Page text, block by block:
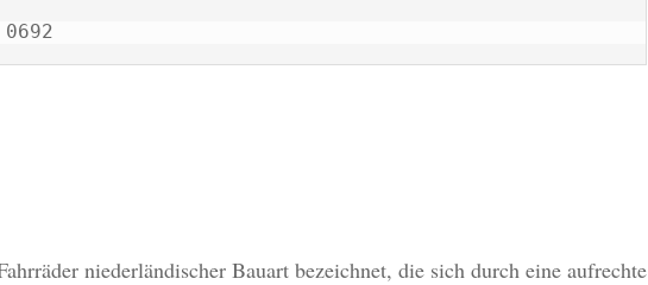
niederländischer Bauart bezeichnet, die sich durch eine aufrechte